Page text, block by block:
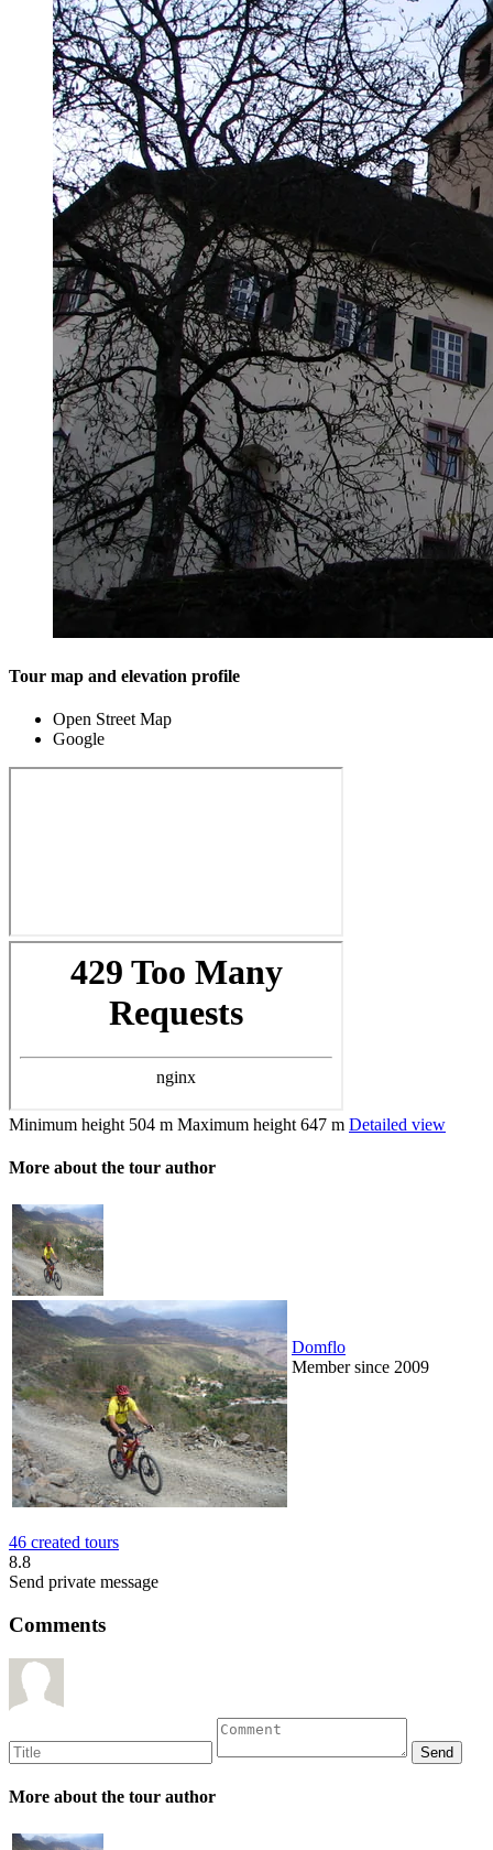
Tour map and elevation profile
Open Street Map
Google
Minimum height 504 m Maximum height 647 m Detailed view
More about the tour author
Domflo
Member since 2009
46 created tours
8.8
Send private message
Comments
More about the tour author